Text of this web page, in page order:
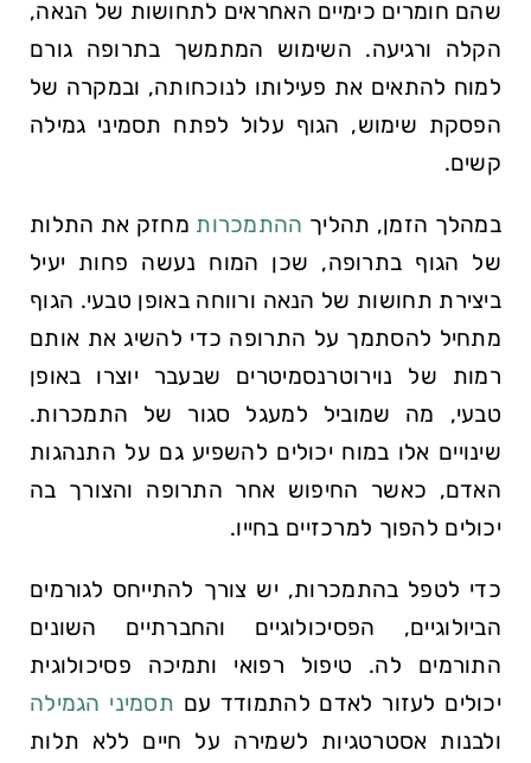
שהם חומרים כימיים האחראים לתחושות של הנאה,
הקלה ורגיעה. השימוש המתמשך בתרופה גורם
למוח להתאים את פעילותו לנוכחותה, ובמקרה של
הפסקת שימוש, הגוף עלול לפתח תסמיני גמילה
קשים.
במהלך הזמן, תהליך ההתמכרות מחזק את התלות
של הגוף בתרופה, שכן המוח נעשה פחות יעיל
ביצירת תחושות של הנאה ורווחה באופן טבעי. הגוף
מתחיל להסתמך על התרופה כדי להשיג את אותם
רמות של נוירוטרנסמיטרים שבעבר יוצרו באופן
טבעי, מה שמוביל למעגל סגור של התמכרות.
שינויים אלו במוח יכולים להשפיע גם על התנהגות
האדם, כאשר החיפוש אחר התרופה והצורך בה
יכולים להפוך למרכזיים בחייו.
כדי לטפל בהתמכרות, יש צורך להתייחס לגורמים
הביולוגיים, הפסיכולוגיים והחברתיים השונים
התורמים לה. טיפול רפואי ותמיכה פסיכולוגית
יכולים לעזור לאדם להתמודד עם תסמיני הגמילה
ולבנות אסטרטגיות לשמירה על חיים ללא תלות